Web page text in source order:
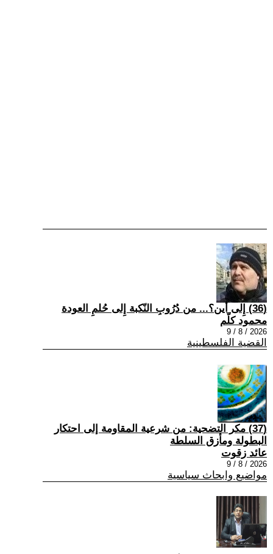
(36) إِلى أين؟... من دُرُوبِ النّكبة إِلى حُلمِ العودة
محمود كلّم
2026 / 8 / 9
القضية الفلسطينية
(37) مكر التضحية: من شرعية المقاومة إلى احتكار
البطولة ومأزق السلطة
عائد زقوت
2026 / 8 / 9
مواضيع وابحاث سياسية